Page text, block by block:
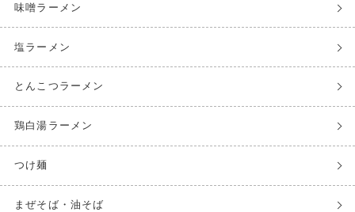
味噌ラーメン
塩ラーメン
とんこつラーメン
鶏白湯ラーメン
つけ麺
まぜそば・油そば